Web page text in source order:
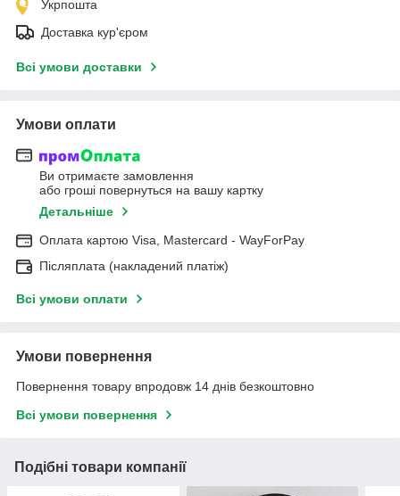
Укрпошта
Доставка кур'єром
Всі умови доставки
Умови оплати
Ви отримаєте замовлення
або гроші повернуться на вашу картку
Детальніше
Оплата картою Visa, Mastercard - WayForPay
Післяплата (накладений платіж)
Всі умови оплати
Умови повернення
Повернення товару впродовж 14 днів безкоштовно
Всі умови повернення
Подібні товари компанії